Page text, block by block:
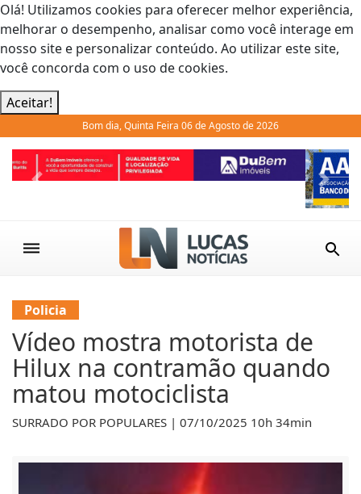
Olá! Utilizamos cookies para oferecer melhor experiência,
melhorar o desempenho, analisar como você interage em
nosso site e personalizar conteúdo. Ao utilizar este site,
você concorda com o uso de cookies.
Aceitar!
Bom dia, Quinta Feira 06 de Agosto de 2026
Next
Policia
Vídeo mostra motorista de
Hilux na contramão quando
matou motociclista
SURRADO POR POPULARES | 07/10/2025 10h 34min